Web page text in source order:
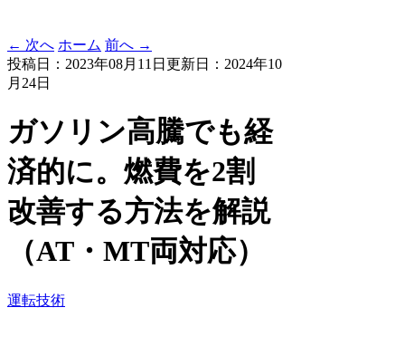
← 次へ ホーム 前へ →
投稿日：2023年08月11日 更新日：2024年10
月24日
ガソリン高騰でも経
済的に。燃費を2割
改善する方法を解説
（AT・MT両対応）
運転技術